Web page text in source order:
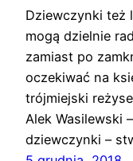
Dziewczynki też
mogą dzielnie
zamiast po
oczekiwać na
trójmiejski
Alek Wasilewski
dziewczynki –